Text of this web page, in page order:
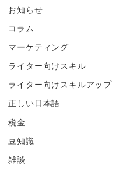
お知らせ
コラム
マーケティング
ライター向けスキル
ライター向けスキルアップ
正しい日本語
税金
豆知識
雑談